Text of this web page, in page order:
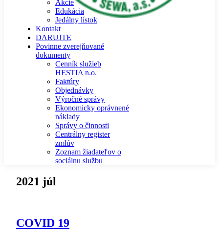
Akcie
Edukácia
Jedálny lístok
Kontakt
DARUJTE
Povinne zverejňované
dokumenty
Cenník služieb
HESTIA n.o.
Faktúry
Objednávky
Výročné správy
Ekonomicky oprávnené
náklady
Správy o činnosti
Centrálny register
zmlúv
Zoznam žiadateľov o
sociálnu službu
2021 júl
COVID 19